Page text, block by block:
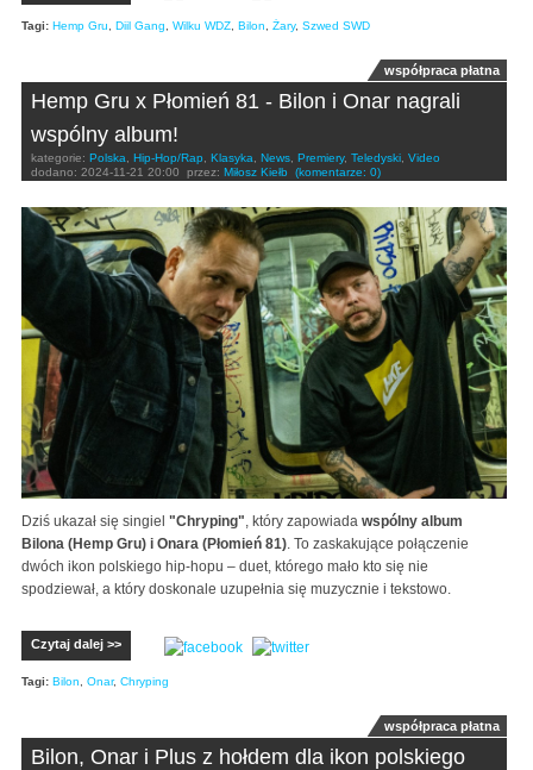
Tagi: Hemp Gru Diil Gang Wilku WDZ Bilon Żary, Szwed SWD
współpraca płatna
Hemp Gru x Płomień 81 - Bilon i Onar nagrali
wspólny album!
kategorie: Polska Hip-Hop/Rap Klasyka News Premiery, Teledyski Video
dodano: 2024-11-21 20:00 przez: Miłosz Kiełb (komentarze: 0)
Dziś ukazał się singiel "Chryping" , który zapowiada wspólny album
Bilona (Hemp Gru) i Onara (Płomień 81) . To zaskakujące połączenie
dwóch ikon polskiego hip-hopu – duet, którego mało kto się nie
spodziewał, a który doskonale uzupełnia się muzycznie i tekstowo.
Czytaj dalej >>
Tagi: Bilon Onar, Chryping
współpraca płatna
Bilon, Onar i Plus z hołdem dla ikon polskiego